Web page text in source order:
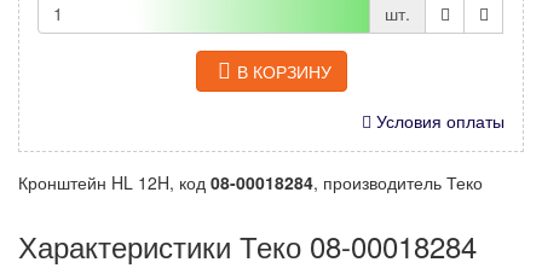
шт.
В КОРЗИНУ
Условия оплаты
Кронштейн HL 12H, код 08-00018284, производитель Теко
Характеристики Теко 08-00018284